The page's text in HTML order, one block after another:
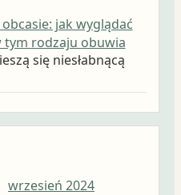
jak wyglądać
tym rodzaju obuwia
się niesłabnącą
wrzesień 2024